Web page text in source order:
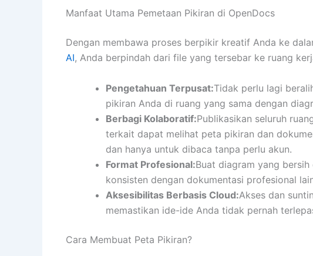
Manfaat Utama Pemetaan Pikiran di OpenDocs
Dengan membawa proses berpikir kreatif Anda ke
AI, Anda berpindah dari file yang tersebar ke ruang
Pengetahuan Terpusat:Tidak perlu lagi
pikiran Anda di ruang yang sama dengan
Berbagi Kolaboratif:Publikasikan seluruh
terkait dapat melihat peta pikiran dan
dan hanya untuk dibaca tanpa perlu akun.
Format Profesional:Buat diagram yang
konsisten dengan dokumentasi profesional
Aksesibilitas Berbasis Cloud:Akses dan
memastikan ide-ide Anda tidak pernah
Cara Membuat Peta Pikiran?